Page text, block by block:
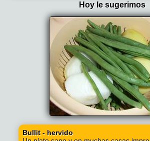
Hoy le sugerimos
Bullit - hervido